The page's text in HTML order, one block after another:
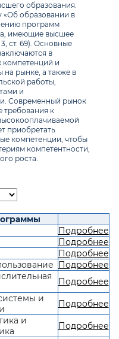
образования.
«Об образовании в
программ
имеющие высшее
ст. 69). Основные
в
компетенций и
на рынке, а также в
работы,
и
Современный рынок
требования к
приобретать
компетенции, чтобы
компетентности,
роста.
Подробнее
Подробнее
Подробнее
Подробнее
Подробнее
и
Подробнее
и
Подробнее